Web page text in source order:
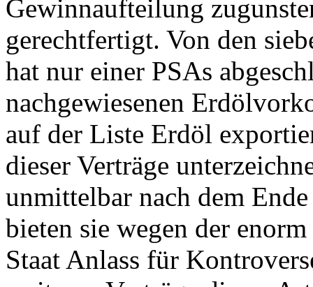
Gewinnaufteilung
gerechtfertigt. Von den
hat nur einer PSAs
nachgewiesenen
auf der Liste Erdöl
dieser Verträge
unmittelbar nach dem
bieten sie wegen der
Staat Anlass für